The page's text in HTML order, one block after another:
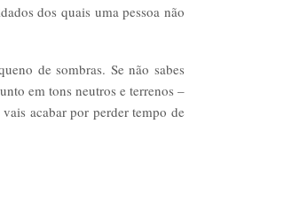
dos quais uma pessoa não
de sombras. Se não sabes
em tons neutros e terrenos –
acabar por perder tempo de